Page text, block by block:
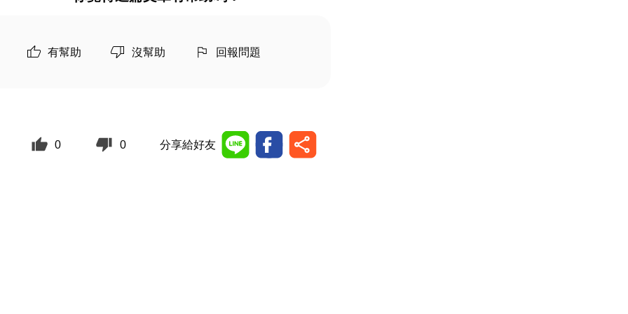
有幫助 沒幫助 回報問題
0 0 分享給好友